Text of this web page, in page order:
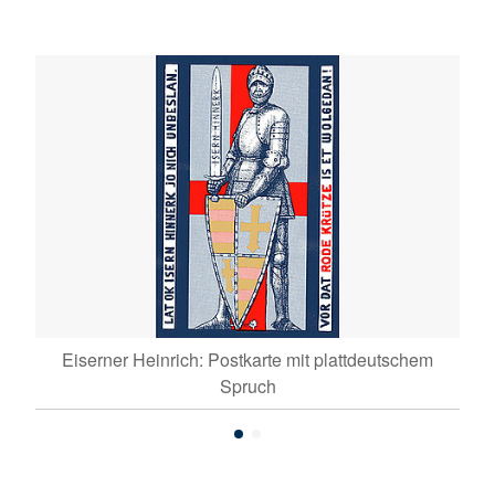
Eiserner Heinrich: Postkarte mit plattdeutschem
Spruch